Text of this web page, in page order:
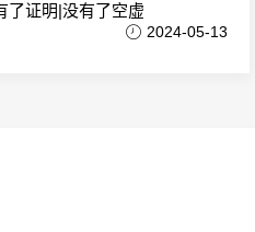
了证明|没有了空虚
2024-05-13